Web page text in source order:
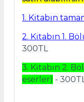
1. Kitabın
2. Kitabın 1.
300TL
3. Kitabın 2.
eserler) - 300TL